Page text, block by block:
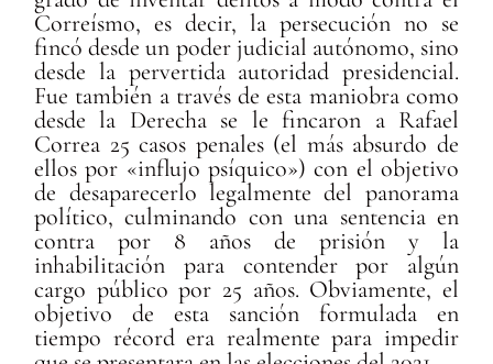
Correísmo, es decir, la persecución no se
fincó desde un poder judicial autónomo, sino
desde la pervertida autoridad presidencial.
Fue también a través de esta maniobra como
desde la Derecha se le fincaron a Rafael
Correa 25 casos penales (el más absurdo de
ellos por «influjo psíquico») con el objetivo
de desaparecerlo legalmente del panorama
político, culminando con una sentencia en
contra por 8 años de prisión y la
inhabilitación para contender por algún
cargo público por 25 años. Obviamente, el
objetivo de esta sanción formulada en
tiempo récord era realmente para impedir